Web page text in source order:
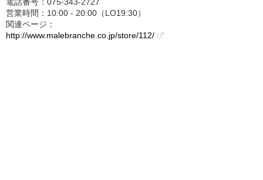
営業時間：10:00 - 20:00（LO19:30）
関連ページ：
http://www.malebranche.co.jp/store/112/